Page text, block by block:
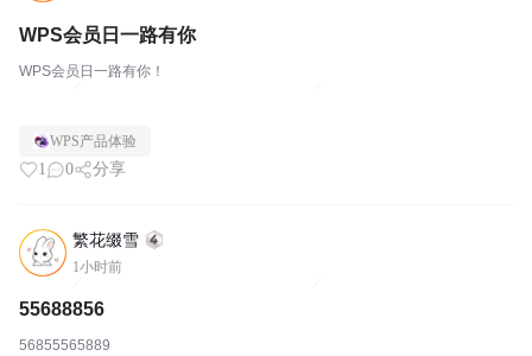
WPS会员日一路有你
WPS会员日一路有你！
WPS产品体验
1 0 分享
繁花缀雪
1小时前
55688856
56855565889